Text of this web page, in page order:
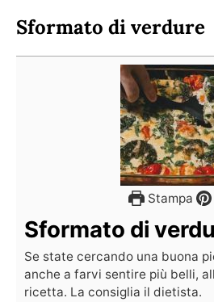
Sformato di verdure
Stampa
Sformato di
Se state cercando una buona
anche a farvi sentire più belli,
ricetta. La consiglia il dietista.